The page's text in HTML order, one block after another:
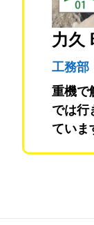
力久
工務部
重機で
では行
ていま